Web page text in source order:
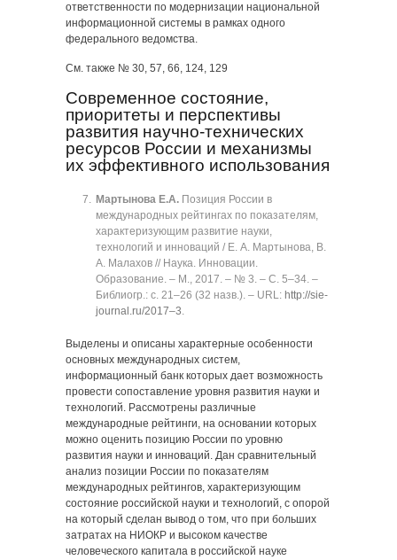
ответственности по модернизации национальной
информационной системы в рамках одного
федерального ведомства.
См. также № 30, 57, 66, 124, 129
Современное состояние,
приоритеты и перспективы
развития научно-технических
ресурсов России и механизмы
их эффективного использования
Мартынова Е.А. Позиция России в
международных рейтингах по показателям,
характеризующим развитие науки,
технологий и инноваций / Е. А. Мартынова, В.
А. Малахов // Наука. Инновации.
Образование. ‒ М., 2017. ‒ № 3. ‒ C. 5‒34. ‒
Библиогр.: с. 21‒26 (32 назв.). ‒ URL: http://sie-
journal.ru/2017‒3.
Выделены и описаны характерные особенности
основных международных систем,
информационный банк которых дает возможность
провести сопоставление уровня развития науки и
технологий. Рассмотрены различные
международные рейтинги, на основании которых
можно оценить позицию России по уровню
развития науки и инноваций. Дан сравнительный
анализ позиции России по показателям
международных рейтингов, характеризующим
состояние российской науки и технологий, с опорой
на который сделан вывод о том, что при больших
затратах на НИОКР и высоком качестве
человеческого капитала в российской науке